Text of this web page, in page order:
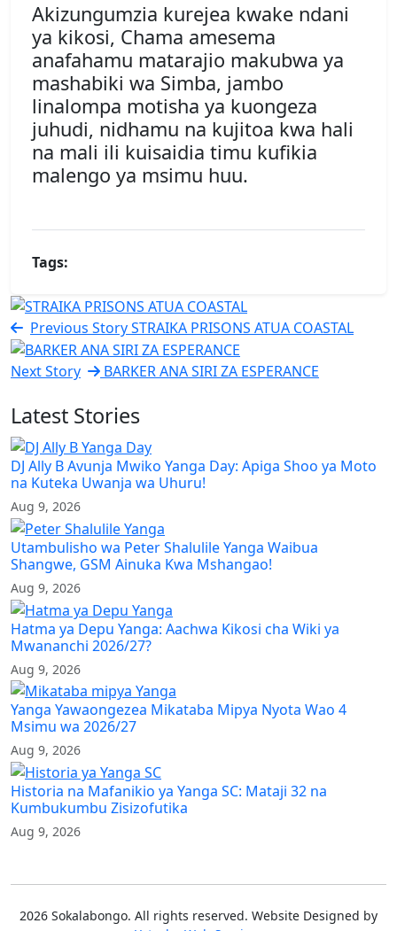
Akizungumzia kurejea kwake ndani
ya kikosi, Chama amesema
anafahamu matarajio makubwa ya
mashabiki wa Simba, jambo
linalompa motisha ya kuongeza
juhudi, nidhamu na kujitoa kwa hali
na mali ili kuisaidia timu kufikia
malengo ya msimu huu.
Tags:
Previous StorySTRAIKA PRISONS ATUA COASTAL
Next Story BARKER ANA SIRI ZA ESPERANCE
Latest Stories
DJ Ally B Avunja Mwiko Yanga Day: Apiga Shoo ya Moto
na Kuteka Uwanja wa Uhuru!
Aug 9, 2026
Utambulisho wa Peter Shalulile Yanga Waibua
Shangwe, GSM Ainuka Kwa Mshangao!
Aug 9, 2026
Hatma ya Depu Yanga: Aachwa Kikosi cha Wiki ya
Mwananchi 2026/27?
Aug 9, 2026
Yanga Yawaongezea Mikataba Mipya Nyota Wao 4
Msimu wa 2026/27
Aug 9, 2026
Historia na Mafanikio ya Yanga SC: Mataji 32 na
Kumbukumbu Zisizofutika
Aug 9, 2026
2026 Sokalabongo. All rights reserved. Website Designed by